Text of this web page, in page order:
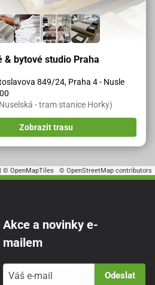
© OpenMapTiles © OpenStreetMap contributors
& bytové studio Praha
849/24, Praha 4 - Nusle
- tram stanice Horky)
Zobrazit trasu
Akce a novinky e-
mailem
Odeslat